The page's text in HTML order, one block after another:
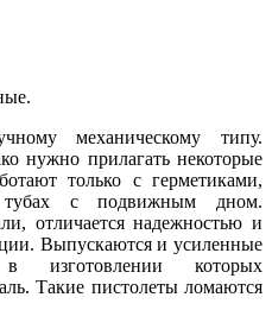
механическому типу.
нужно прилагать некоторые
только с герметиками,
с подвижным дном.
отличается надежностью и
Выпускаются и усиленные
изготовлении которых
Такие пистолеты ломаются